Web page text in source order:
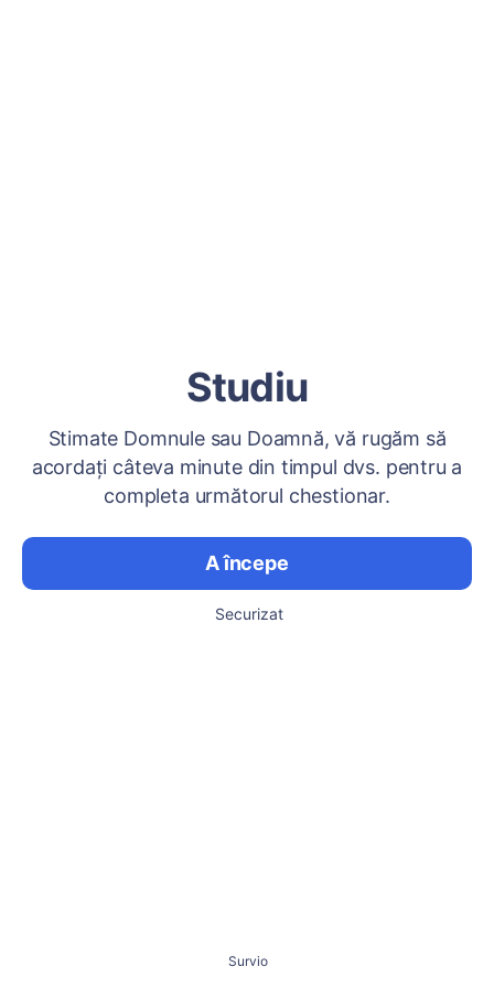
Studiu
Stimate Domnule sau Doamnă, vă rugăm să
acordați câteva minute din timpul dvs. pentru a
completa următorul chestionar.
A începe
Securizat
Survio